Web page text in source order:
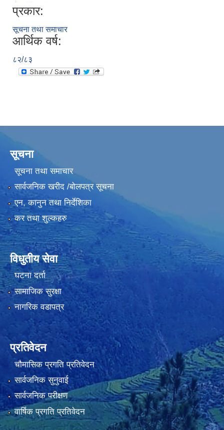
प्रकार:
सूचना तथा समाचार
आर्थिक वर्ष:
८२/८३
सूचना
सूचना तथा समाचार
सार्वजनिक खरीद /बोलपत्र सूचना
एन, कानुन तथा निर्देशिका
कर तथा शुल्कहरु
विधुतीय सेवा
घटना दर्ता
सामाजिक सुरक्षा
नागरिक वडापत्र
प्रतिवेदन
चौमासिक प्रगति प्रतिवेदन
सार्वजनिक सुनुवाई
सार्वजनिक परीक्षण
वार्षिक प्रगति प्रतिवेदन